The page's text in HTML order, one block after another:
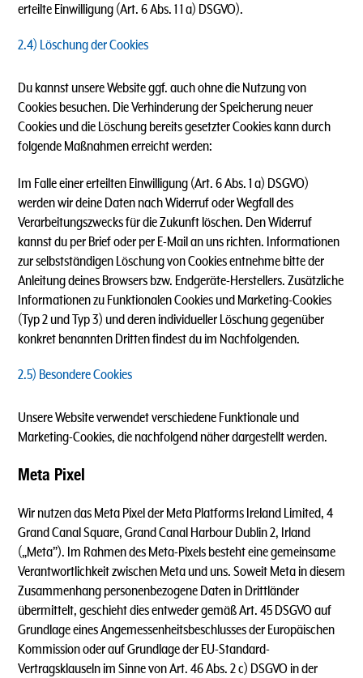
erteilte Einwilligung (Art. 6 Abs. 1 1 a) DSGVO).
2.4) Löschung der Cookies
Du kannst unsere Website ggf. auch ohne die Nutzung von
Cookies besuchen. Die Verhinderung der Speicherung neuer
Cookies und die Löschung bereits gesetzter Cookies kann durch
folgende Maßnahmen erreicht werden:
Im Falle einer erteilten Einwilligung (Art. 6 Abs. 1 a) DSGVO)
werden wir deine Daten nach Widerruf oder Wegfall des
Verarbeitungszwecks für die Zukunft löschen. Den Widerruf
kannst du per Brief oder per E-Mail an uns richten. Informationen
zur selbstständigen Löschung von Cookies entnehme bitte der
Anleitung deines Browsers bzw. Endgeräte-Herstellers. Zusätzliche
Informationen zu Funktionalen Cookies und Marketing-Cookies
(Typ 2 und Typ 3) und deren individueller Löschung gegenüber
konkret benannten Dritten findest du im Nachfolgenden.
2.5) Besondere Cookies
Unsere Website verwendet verschiedene Funktionale und
Marketing-Cookies, die nachfolgend näher dargestellt werden.
Meta Pixel
Wir nutzen das Meta Pixel der Meta Platforms Ireland Limited, 4
Grand Canal Square, Grand Canal Harbour Dublin 2, Irland
(„Meta”). Im Rahmen des Meta-Pixels besteht eine gemeinsame
Verantwortlichkeit zwischen Meta und uns. Soweit Meta in diesem
Zusammenhang personenbezogene Daten in Drittländer
übermittelt, geschieht dies entweder gemäß Art. 45 DSGVO auf
Grundlage eines Angemessenheitsbeschlusses der Europäischen
Kommission oder auf Grundlage der EU-Standard-
Vertragsklauseln im Sinne von Art. 46 Abs. 2 c) DSGVO in der